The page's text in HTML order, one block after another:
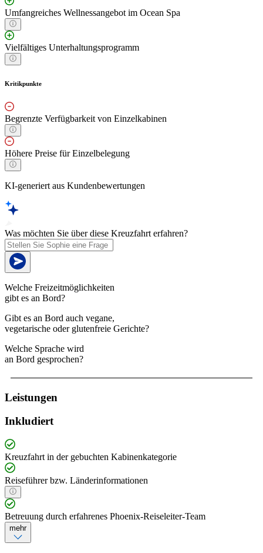
Umfangreiches Wellnessangebot im Ocean Spa
Vielfältiges Unterhaltungsprogramm
Kritikpunkte
Begrenzte Verfügbarkeit von Einzelkabinen
Höhere Preise für Einzelbelegung
KI-generiert aus Kundenbewertungen
Was möchten Sie über diese Kreuzfahrt erfahren?
Welche Freizeitmöglichkeiten
gibt es an Bord?
Gibt es an Bord auch vegane,
vegetarische oder glutenfreie Gerichte?
Welche Sprache wird
an Bord gesprochen?
Leistungen
Inkludiert
Kreuzfahrt in der gebuchten Kabinenkategorie
Reiseführer bzw. Länderinformationen
Betreuung durch erfahrenes Phoenix-Reiseleiter-Team
mehr